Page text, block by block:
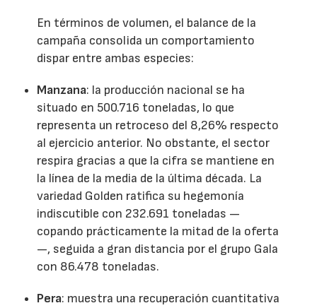
En términos de volumen, el balance de la
campaña consolida un comportamiento
dispar entre ambas especies:
Manzana: la producción nacional se ha
situado en 500.716 toneladas, lo que
representa un retroceso del 8,26% respecto
al ejercicio anterior. No obstante, el sector
respira gracias a que la cifra se mantiene en
la línea de la media de la última década. La
variedad Golden ratifica su hegemonía
indiscutible con 232.691 toneladas —
copando prácticamente la mitad de la oferta
—, seguida a gran distancia por el grupo Gala
con 86.478 toneladas.
Pera: muestra una recuperación cuantitativa